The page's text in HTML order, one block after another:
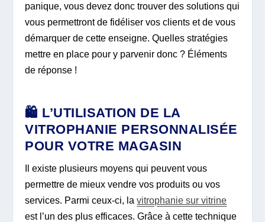
panique, vous devez donc trouver des solutions qui
vous permettront de fidéliser vos clients et de vous
démarquer de cette enseigne. Quelles stratégies
mettre en place pour y parvenir donc ? Éléments
de réponse !
🛍️ L’UTILISATION DE LA
VITROPHANIE PERSONNALISÉE
POUR VOTRE MAGASIN
Il existe plusieurs moyens qui peuvent vous
permettre de mieux vendre vos produits ou vos
services. Parmi ceux-ci, lavitrophanie sur vitrine
est l’un des plus efficaces. Grâce à cette technique